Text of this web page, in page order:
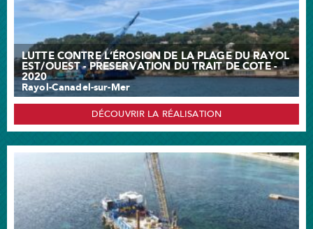
LUTTE CONTRE L’ÉROSION DE LA PLAGE DU RAYOL
EST/OUEST - PRESERVATION DU TRAIT DE COTE -
2020
Rayol-Canadel-sur-Mer
DÉCOUVRIR LA RÉALISATION